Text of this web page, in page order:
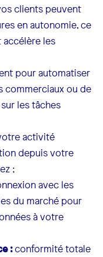
clients peuvent
en autonomie, ce
les
pour automatiser
commerciaux ou de
les tâches
activité
depuis votre
;
avec les
du marché pour
à votre
:conformité totale